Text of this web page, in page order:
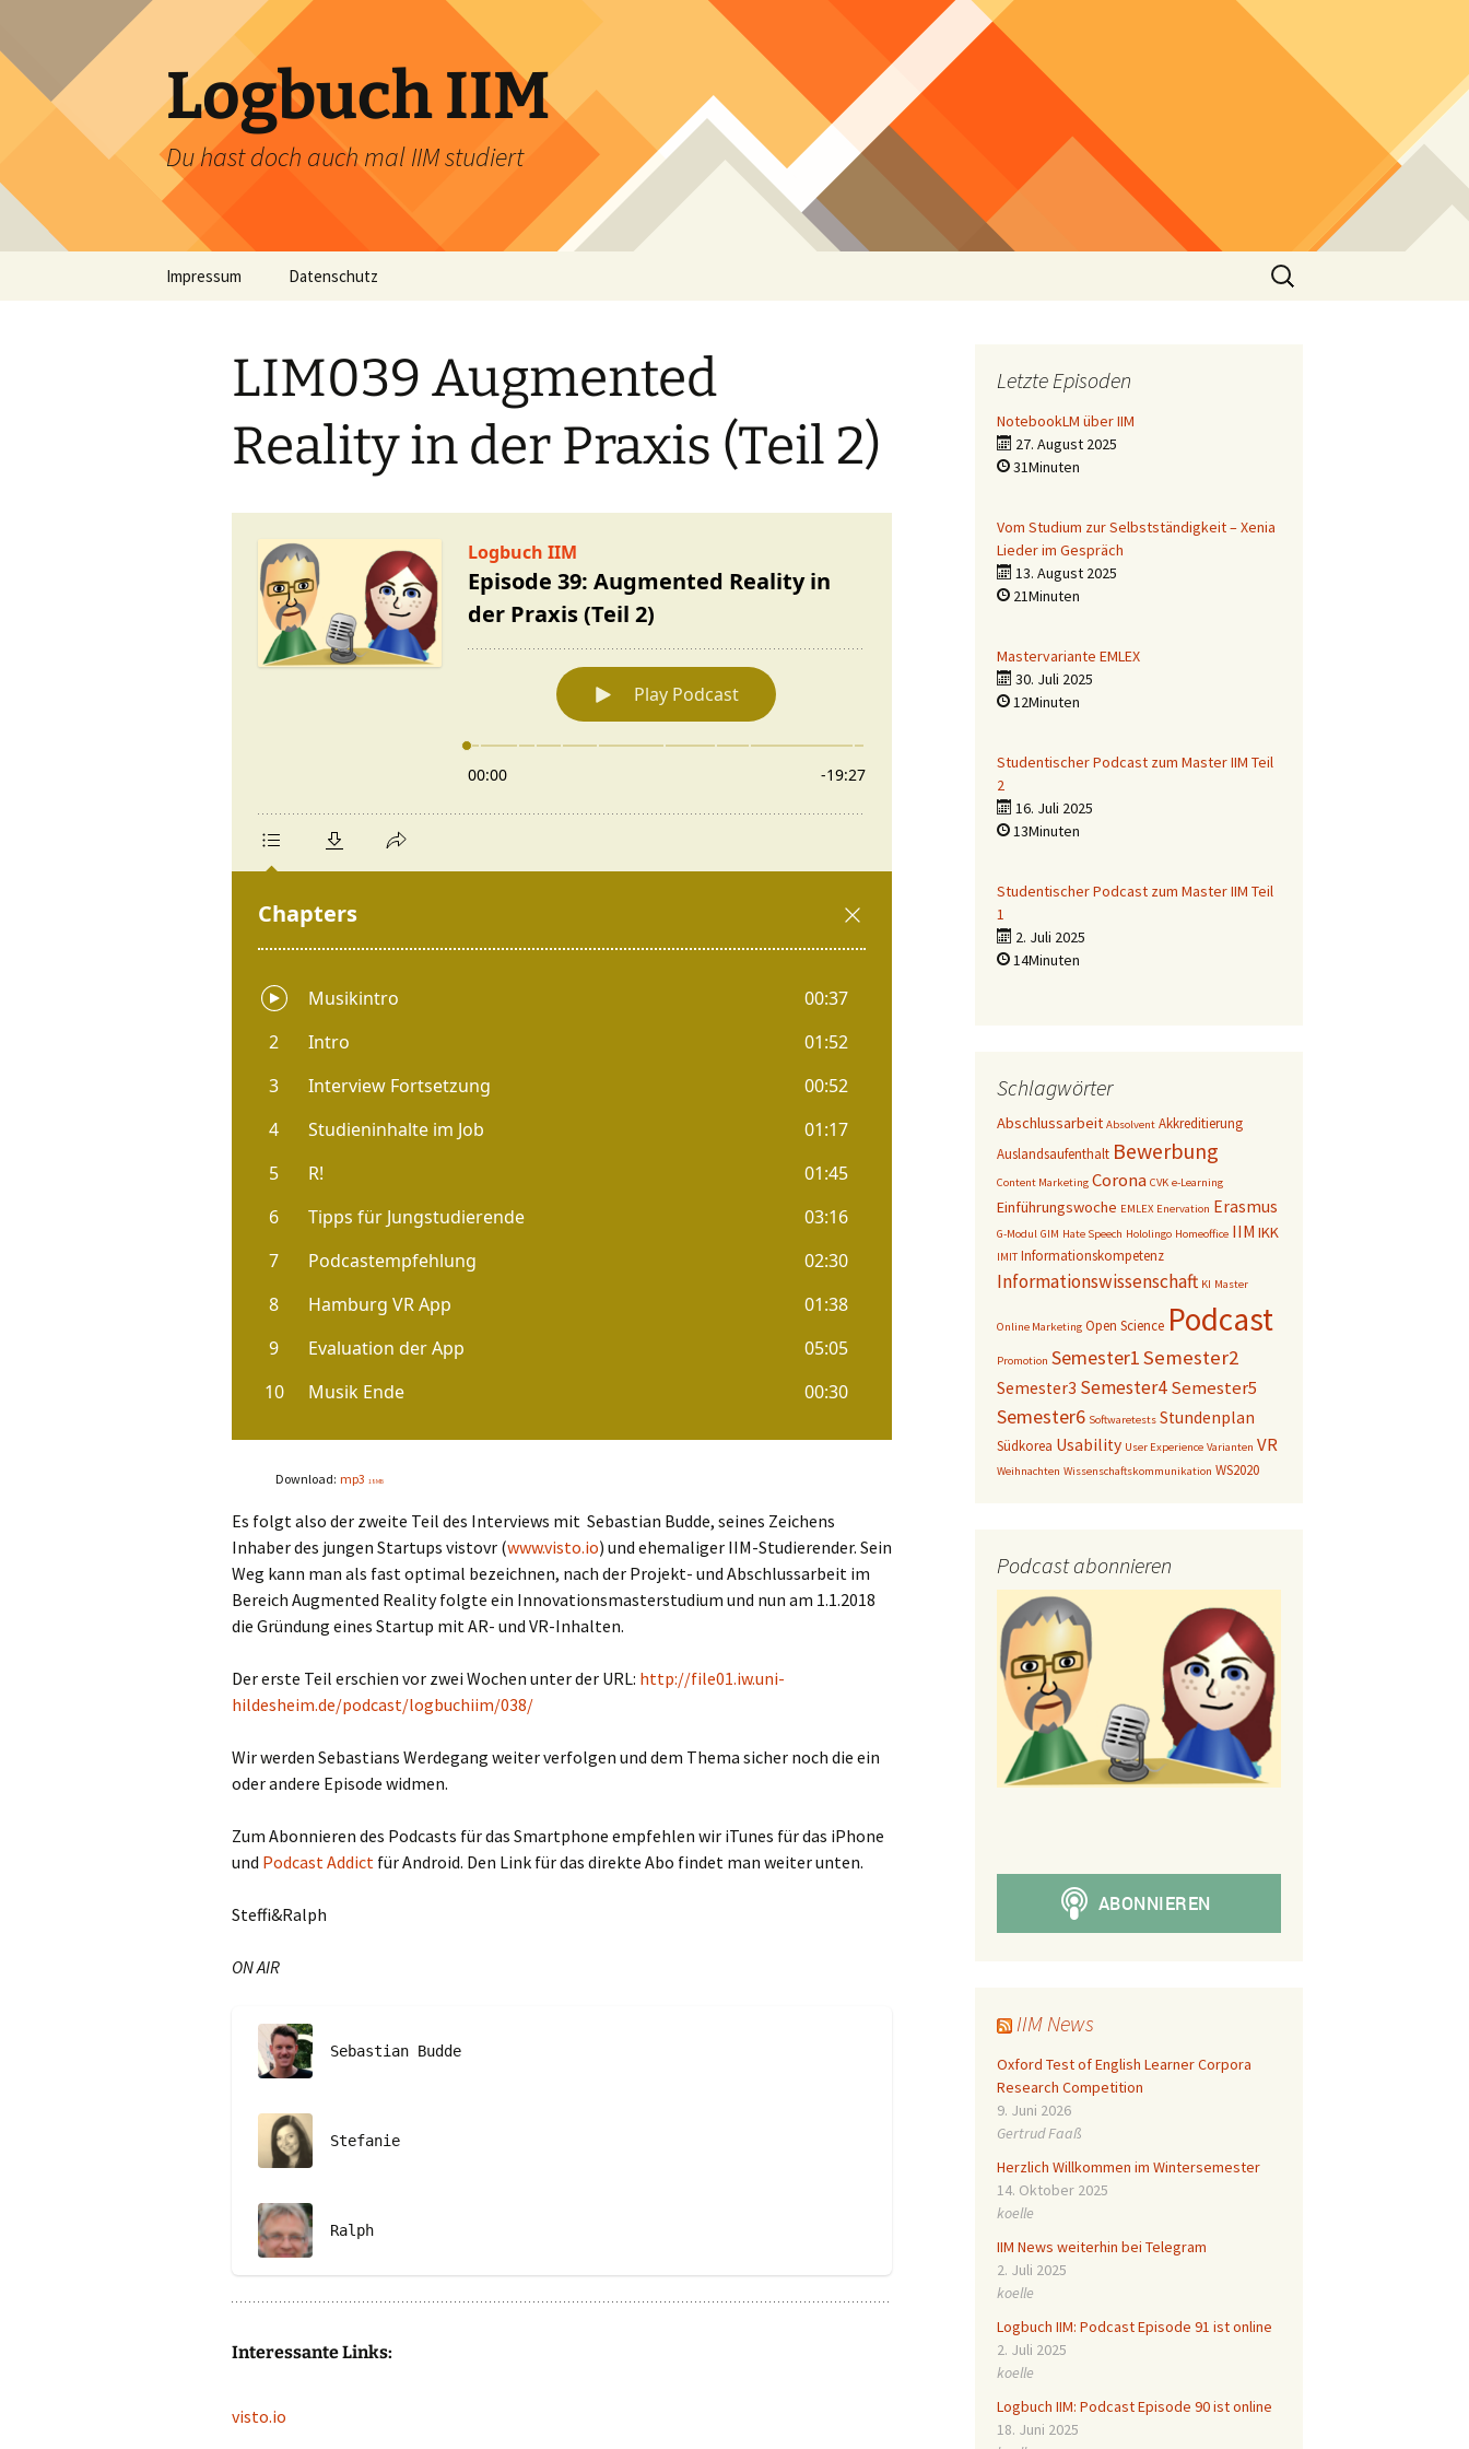
springen
Logbuch IIM
Du hast doch auch mal IIM studiert
Impressum Datenschutz
Suchen
nach:
LIM039 Augmented
Reality in der Praxis (Teil 2)
Download: mp3 18 MB
Es folgt also der zweite Teil des Interviews mit Sebastian Budde, seines Zeichens
Inhaber des jungen Startups vistovr (www.visto.io) und ehemaliger IIM-Studierender. Sein
Weg kann man als fast optimal bezeichnen, nach der Projekt- und Abschlussarbeit im
Bereich Augmented Reality folgte ein Innovationsmasterstudium und nun am 1.1.2018
die Gründung eines Startup mit AR- und VR-Inhalten.
Der erste Teil erschien vor zwei Wochen unter der URL: http://file01.iw.uni-
hildesheim.de/podcast/logbuchiim/038/
Wir werden Sebastians Werdegang weiter verfolgen und dem Thema sicher noch die ein
oder andere Episode widmen.
Zum Abonnieren des Podcasts für das Smartphone empfehlen wir iTunes für das iPhone
und Podcast Addict für Android. Den Link für das direkte Abo findet man weiter unten.
Steffi&Ralph
ON AIR
Sebastian Budde
Stefanie
Ralph
Interessante Links:
visto.io
Letzte Episoden
NotebookLM über IIM
27. August 2025
31Minuten
Vom Studium zur Selbstständigkeit – Xenia
Lieder im Gespräch
13. August 2025
21Minuten
Mastervariante EMLEX
30. Juli 2025
12Minuten
Studentischer Podcast zum Master IIM Teil
2
16. Juli 2025
13Minuten
Studentischer Podcast zum Master IIM Teil
1
2. Juli 2025
14Minuten
Schlagwörter
Abschlussarbeit Absolvent Akkreditierung
Auslandsaufenthalt Bewerbung
Content Marketing Corona CVK e-Learning
Einführungswoche EMLEX Enervation Erasmus
G-Modul GIM Hate Speech Hololingo Homeoffice IIM IKK
IMIT Informationskompetenz
Informationswissenschaft KI Master
Online Marketing Open Science Podcast
Promotion Semester1Semester2
Semester3 Semester4Semester5
Semester6 Softwaretests Stundenplan
Südkorea Usability User Experience Varianten VR
Weihnachten Wissenschaftskommunikation WS2020
Podcast abonnieren
IIM News
Oxford Test of English Learner Corpora
Research Competition
9. Juni 2026
Gertrud Faaß
Herzlich Willkommen im Wintersemester
14. Oktober 2025
koelle
IIM News weiterhin bei Telegram
2. Juli 2025
koelle
Logbuch IIM: Podcast Episode 91 ist online
2. Juli 2025
koelle
Logbuch IIM: Podcast Episode 90 ist online
18. Juni 2025